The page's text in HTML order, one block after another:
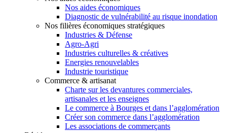
Nos aides économiques
Diagnostic de vulnérabilité au risque inondation
Nos filières économiques stratégiques
Industries & Défense
Agro-Agri
Industries culturelles & créatives
Energies renouvelables
Industrie touristique
Commerce & artisanat
Charte sur les devantures commerciales,
artisanales et les enseignes
Le commerce à Bourges et dans l’agglomération
Créer son commerce dans l’agglomération
Les associations de commerçants